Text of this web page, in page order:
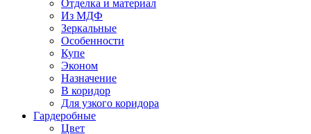
Отделка и материал
Из МДФ
Зеркальные
Особенности
Купе
Эконом
Назначение
В коридор
Для узкого коридора
Гардеробные
Цвет